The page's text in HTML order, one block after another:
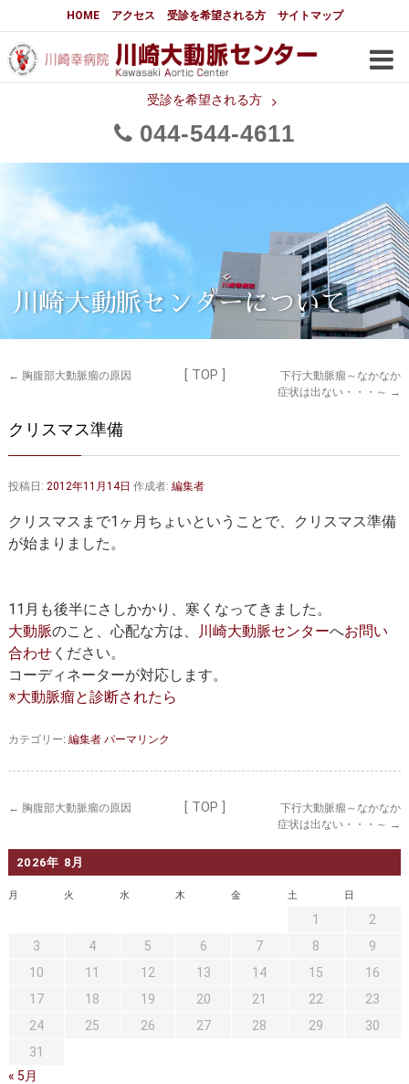
HOME アクセス 受診を希望される方 サイトマップ
受診を希望される方
044 544 4611
大動脈センターについて
はじめに 大動脈センターについて
メディアでの紹介
都道府県別患者マップ 都道府県別紹介病院
大動脈瘤について 基本編
3分でわかる大動脈瘤・大動脈
大動脈瘤
大動脈解離（解離性大動脈瘤）
胸部大動脈瘤の治療
腹部大動脈瘤の治療 急性大動脈解離の治療
何歳まで手術は可能か？ インフォームドコンセント
大動脈瘤について 詳細編
胸部大動脈瘤
ステントグラフトによる治療 年齢・余病
マルファン症候群
診察をご希望の方へ
大動脈瘤を指摘されたら？
治療費について
都道府県別紹介病院
正しい病院の選び方 アクセス
お問い合わせ
外来予約をされた方へ
採用・医療関係の方へ
私どもの特色
川崎大動脈センターについて
← 胸腹部大動脈瘤の原因 [ TOP ]
下行大動脈瘤～なかなか
症状は出ない・・・～ →
クリスマス準備
投稿日: 2012年11月14日 作成者: 編集者
クリスマスまで1ヶ月ちょいということで、クリスマス準備
が始まりました。
11月も後半にさしかかり、寒くなってきました。
大動脈のこと、心配な方は、 川崎大動脈センターへお問い
合わせください。
コーディネーターが対応します。
※大動脈瘤と診断されたら
カテゴリー:編集者パーマリンク
← 胸腹部大動脈瘤の原因 [ TOP ]
下行大動脈瘤～なかなか
症状は出ない・・・～ →
2026年 8月
月 火 水 木 金 土 日
1
2
3
4 5 6 7 8
9
10
11 12 13 14 15
16
17
18 19 20 21 22
23
24
25 26 27 28 29
30
31
« 5月